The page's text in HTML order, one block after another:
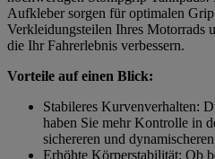
Aufkleber sorgen für optimalen
Verkleidungsteilen Ihres Motorrads
die Ihr Fahrerlebnis verbessern.
Vorteile auf einen Blick:
Stabileres Kurvenverhalten:
haben Sie mehr Kontrolle in
sichereren und
Erhöhte Körperstabilität: Ob